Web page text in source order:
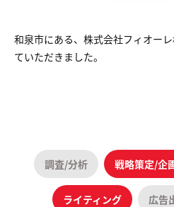
和泉市にある、株式会社フィオー
ていただきました。
調査/分析 戦略策定/企
ライティング 広告